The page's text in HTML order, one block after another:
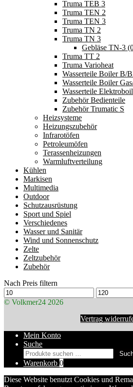
Truma TEB 3
Truma TEN 2
Truma TEN 3
Truma TN 2
Truma TN 3
Gebläse TN-3
Truma TT 2
Truma Varioheat
Wasserteile Boiler B/
Wasserteile Boiler
Wasserteile
Zubehör Bedienteile
Zubehör Trumatic S
Heizsysteme
Heizungszubehör
Infrarotöfen
Petroleumöfen
Terassenheizungen
Warmluftverteilung
Kühlen
Markisen
Multimedia
Outdoor
Schutzausrüstung
Sport und Spiel
Verschiedenes
Wasser und Sanitär
Wind und Sonnenschutz
Zelte
Zeltzubehör
Zubehör
Nach Preis filtern
Min.
Preis
Max.
Preis
© Volkmer24 2026
Vertrag
Mein Konto
Suche
Suchen
nach:
Warenkorb 0
Diese Website benutzt Cookies und